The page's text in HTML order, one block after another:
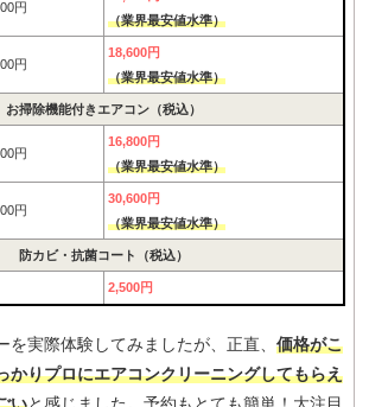
円
（業界最安値水準）
円
18,600円
（業界最安値水準）
お掃除機能付きエアコン（税込）
円
16,800円
（業界最安値水準）
円
30,600円
（業界最安値水準）
防カビ・抗菌コート（税込）
2,500円
を実際体験してみましたが、正直、 価格がこ
かりプロにエアコンクリーニングしてもらえ